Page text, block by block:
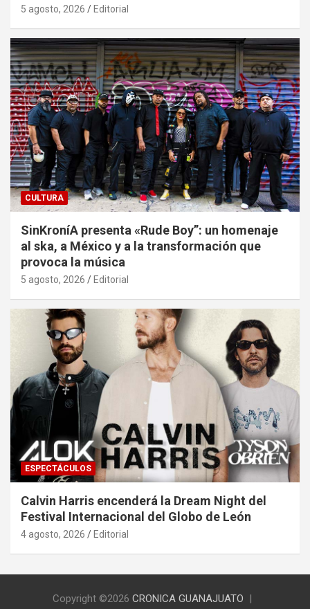
5 agosto, 2026 Editorial
CULTURA
SinKroníA presenta «Rude Boy”: un homenaje
al ska, a México y a la transformación que
provoca la música
5 agosto, 2026 Editorial
ESPECTÁCULOS
Calvin Harris encenderá la Dream Night del
Festival Internacional del Globo de León
4 agosto, 2026 Editorial
Copyright ©2026 CRONICA GUANAJUATO